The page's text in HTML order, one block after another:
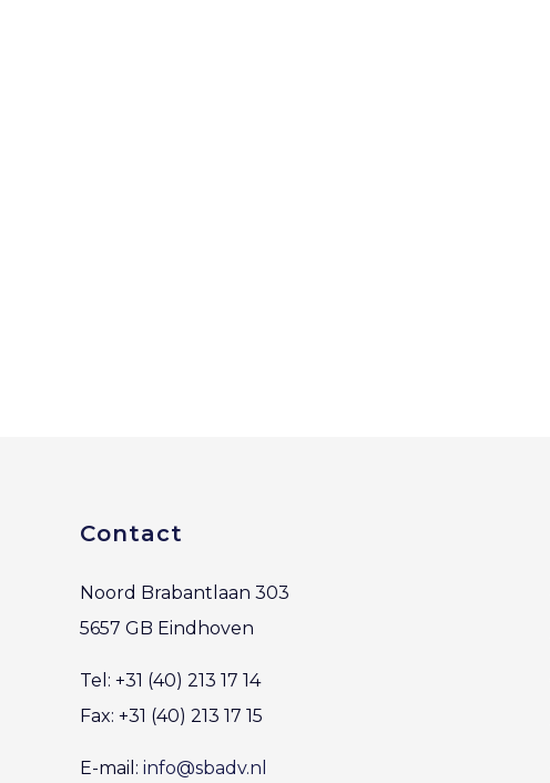
Contact
Noord Brabantlaan 303
5657 GB Eindhoven
Tel: +31 (40) 213 17 14
Fax: +31 (40) 213 17 15
E-mail: info@sbadv.nl